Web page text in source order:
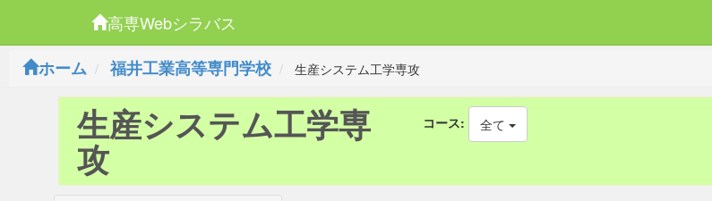
高専Webシラバス
ホーム 福井工業高等専門学校 生産システム工学専攻
生産システム工学専
攻
コース: 全て